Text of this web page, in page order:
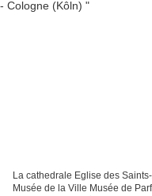
La cathedrale Eglise des
Musée de la Ville Musée de